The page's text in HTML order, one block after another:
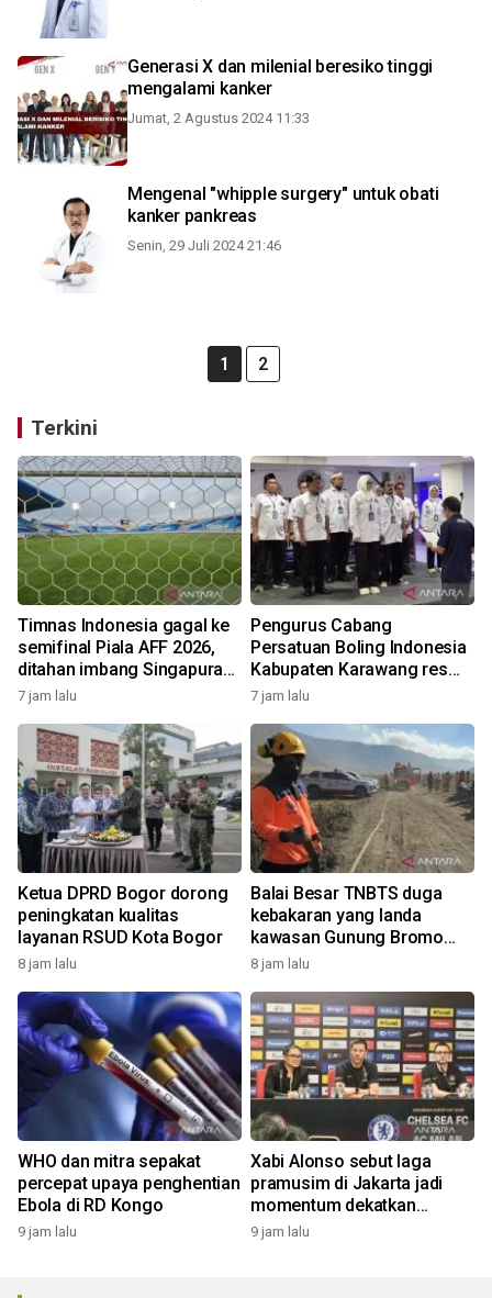
Generasi X dan milenial beresiko tinggi
mengalami kanker
Jumat, 2 Agustus 2024 11:33
Mengenal "whipple surgery" untuk obati
kanker pankreas
Senin, 29 Juli 2024 21:46
1 2
Terkini
Timnas Indonesia gagal ke
semifinal Piala AFF 2026,
ditahan imbang Singapura
1-1
7 jam lalu
Pengurus Cabang
Persatuan Boling Indonesia
Kabupaten Karawang resmi
terbentuk
7 jam lalu
Ketua DPRD Bogor dorong
peningkatan kualitas
layanan RSUD Kota Bogor
8 jam lalu
Balai Besar TNBTS duga
kebakaran yang landa
kawasan Gunung Bromo
karena aktivitas manusia
8 jam lalu
WHO dan mitra sepakat
percepat upaya penghentian
Ebola di RD Kongo
9 jam lalu
Xabi Alonso sebut laga
pramusim di Jakarta jadi
momentum dekatkan
Chelsea dengan penggemar
9 jam lalu